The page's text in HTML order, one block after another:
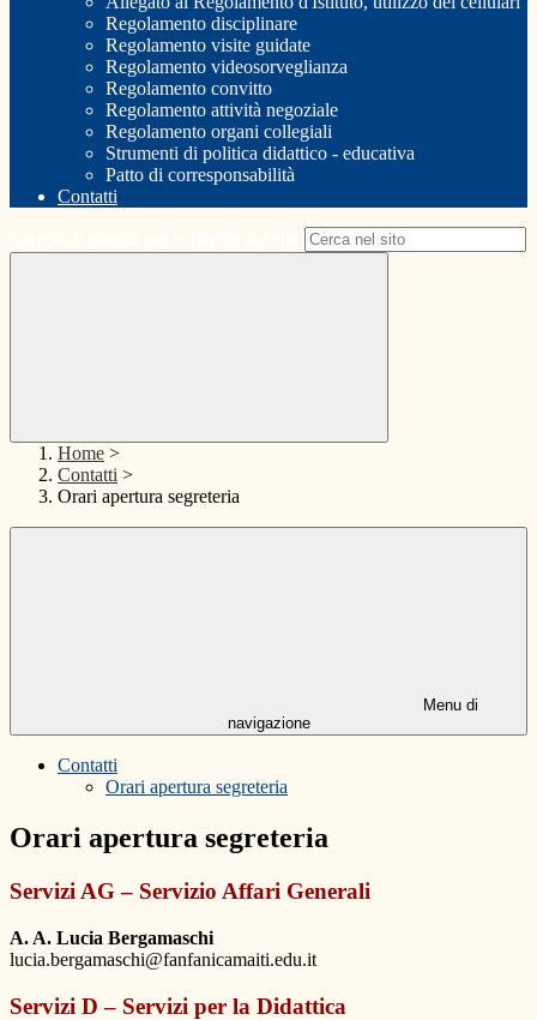
Regolamento disciplinare
Regolamento visite guidate
Regolamento videosorveglianza
Regolamento convitto
Regolamento attività negoziale
Regolamento organi collegiali
Strumenti di politica didattico - educativa
Patto di corresponsabilità
Contatti
Home >
Contatti >
Orari apertura segreteria
Menu di
navigazione
Contatti
Orari apertura segreteria
Orari apertura segreteria
Servizi AG – Servizio Affari Generali
A. A. Lucia Bergamaschi
lucia.bergamaschi@fanfanicamaiti.edu.it
Servizi D – Servizi per la Didattica